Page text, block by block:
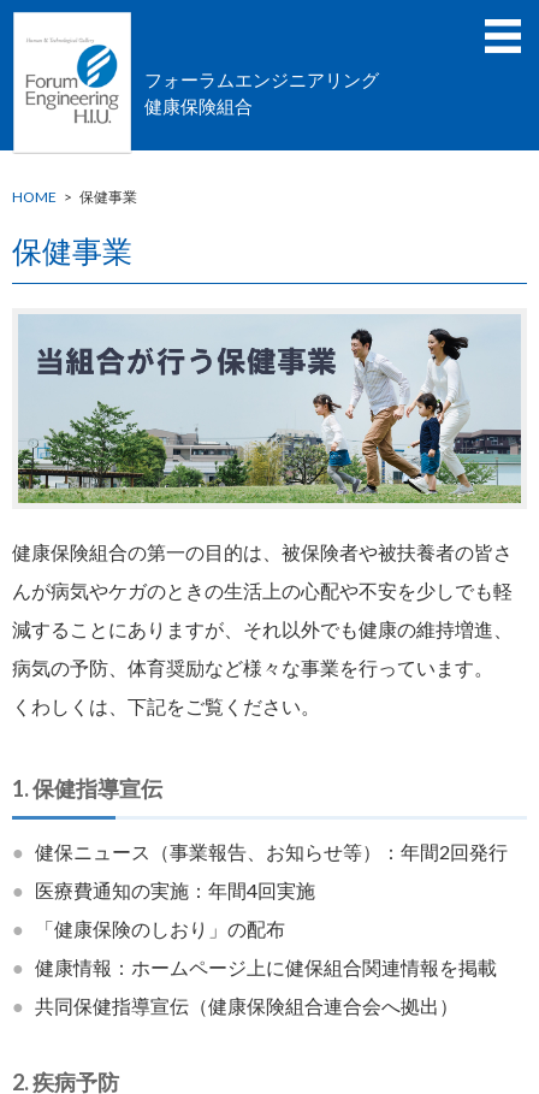
フォーラムエンジニアリング
健康保険組合
HOME > 保健事業
保健事業
健康保険組合の第一の目的は、被保険者や被扶養者の皆さ
んが病気やケガのときの生活上の心配や不安を少しでも軽
減することにありますが、それ以外でも健康の維持増進、
病気の予防、体育奨励など様々な事業を行っています。
くわしくは、下記をご覧ください。
1. 保健指導宣伝
● 健保ニュース（事業報告、お知らせ等）：年間2回発行
●
医療費通知の実施：年間4回実施
●
「健康保険のしおり」の配布
● 健康情報：ホームページ上に健保組合関連情報を掲載
● 共同保健指導宣伝（健康保険組合連合会へ拠出）
2. 疾病予防